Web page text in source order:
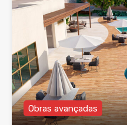
Obras avançadas